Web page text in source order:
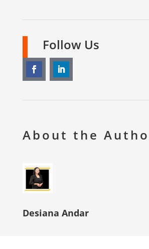
Follow Us
About the
Desiana Andar